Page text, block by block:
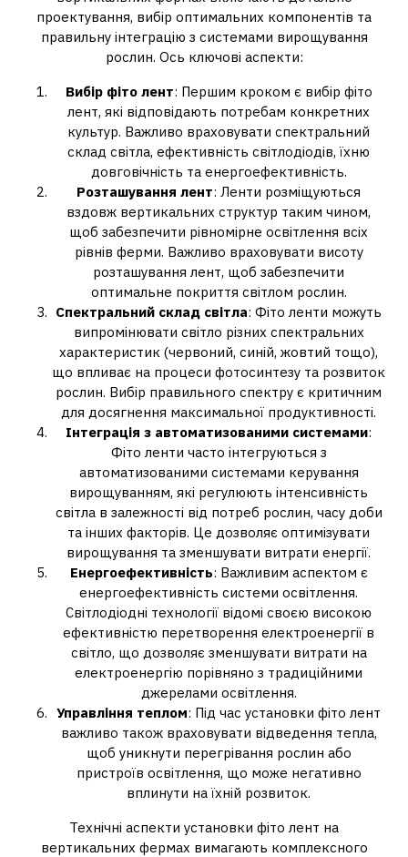
проектування, вибір оптимальних компонентів та
правильну інтеграцію з системами вирощування
рослин. Ось ключові аспекти:
Вибір фіто лент: Першим кроком є вибір фіто
лент, які відповідають потребам конкретних
культур. Важливо враховувати спектральний
склад світла, ефективність світлодіодів, їхню
довговічність та енергоефективність.
Розташування лент: Ленти розміщуються
вздовж вертикальних структур таким чином,
щоб забезпечити рівномірне освітлення всіх
рівнів ферми. Важливо враховувати висоту
розташування лент, щоб забезпечити
оптимальне покриття світлом рослин.
Спектральний склад світла: Фіто ленти можуть
випромінювати світло різних спектральних
характеристик (червоний, синій, жовтий тощо),
що впливає на процеси фотосинтезу та розвиток
рослин. Вибір правильного спектру є критичним
для досягнення максимальної продуктивності.
Інтеграція з автоматизованими системами:
Фіто ленти часто інтегруються з
автоматизованими системами керування
вирощуванням, які регулюють інтенсивність
світла в залежності від потреб рослин, часу доби
та інших факторів. Це дозволяє оптимізувати
вирощування та зменшувати витрати енергії.
Енергоефективність: Важливим аспектом є
енергоефективність системи освітлення.
Світлодіодні технології відомі своєю високою
ефективністю перетворення електроенергії в
світло, що дозволяє зменшувати витрати на
електроенергію порівняно з традиційними
джерелами освітлення.
Управління теплом: Під час установки фіто лент
важливо також враховувати відведення тепла,
щоб уникнути перегрівання рослин або
пристроїв освітлення, що може негативно
вплинути на їхній розвиток.
Технічні аспекти установки фіто лент на
вертикальних фермах вимагають комплексного